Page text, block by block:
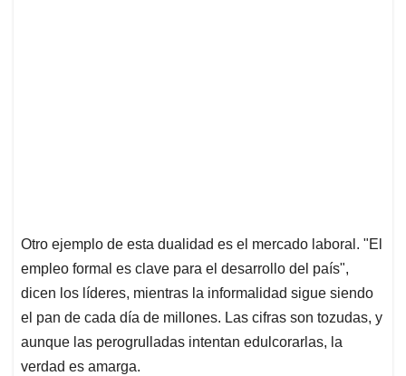
Otro ejemplo de esta dualidad es el mercado laboral. "El
empleo formal es clave para el desarrollo del país",
dicen los líderes, mientras la informalidad sigue siendo
el pan de cada día de millones. Las cifras son tozudas, y
aunque las perogrulladas intentan edulcorarlas, la
verdad es amarga.